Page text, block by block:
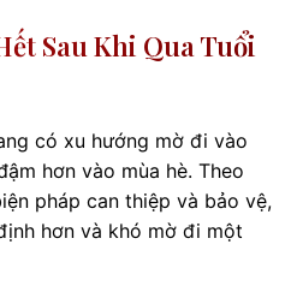
Sau Khi Qua Tuổi
có xu hướng mờ đi vào
hơn vào mùa hè. Theo
pháp can thiệp và bảo vệ,
hơn và khó mờ đi một